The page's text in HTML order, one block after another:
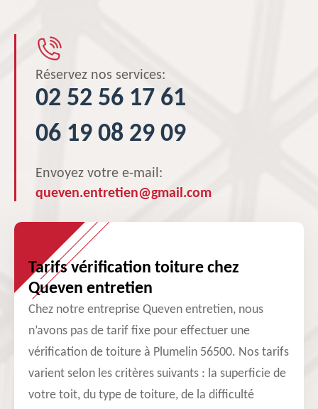
Réservez nos services:
02 52 56 17 61
06 19 08 29 09
Envoyez votre e-mail:
queven.entretien@gmail.com
Tarifs vérification toiture chez
Queven entretien
Chez notre entreprise Queven entretien, nous
n’avons pas de tarif fixe pour effectuer une
vérification de toiture à Plumelin 56500. Nos tarifs
varient selon les critères suivants : la superficie de
votre toit, du type de toiture, de la difficulté